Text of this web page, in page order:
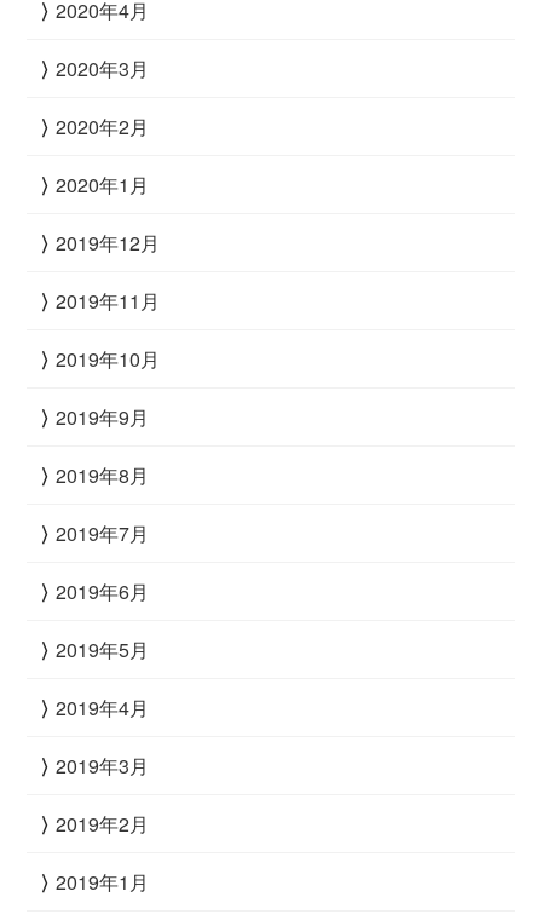
2020年4月
2020年3月
2020年2月
2020年1月
2019年12月
2019年11月
2019年10月
2019年9月
2019年8月
2019年7月
2019年6月
2019年5月
2019年4月
2019年3月
2019年2月
2019年1月